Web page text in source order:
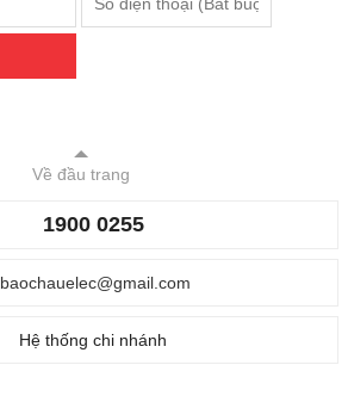
Về đầu trang
1900 0255
baochauelec@gmail.com
Hệ thống chi nhánh